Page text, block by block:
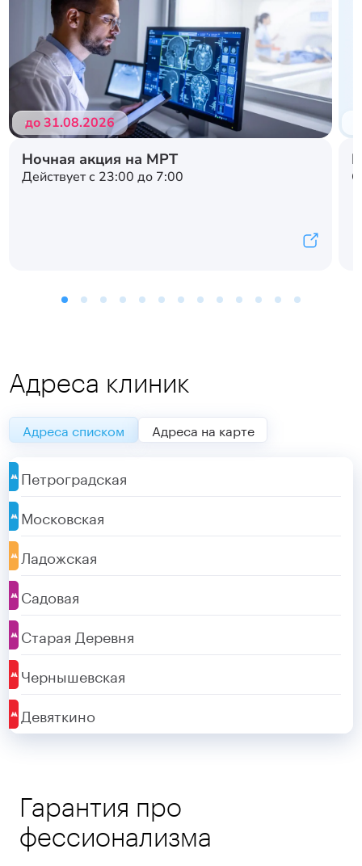
до 31.08.2026
Ночная акция на МРТ
Действует с 23:00 до 7:00
Адреса клиник
Адреса списком Адреса на карте
Петроградская
Московская
Ладожская
Садовая
Старая Деревня
Чернышевская
Девяткино
Гарантия про
фессионализма